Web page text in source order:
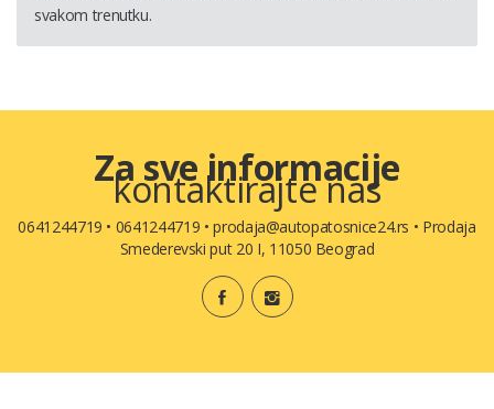
svakom trenutku.
Za sve informacije
kontaktirajte nas
0641244719 • 0641244719 •prodaja@autopatosnice24.rs • Prodaja
Smederevski put 20 I, 11050 Beograd